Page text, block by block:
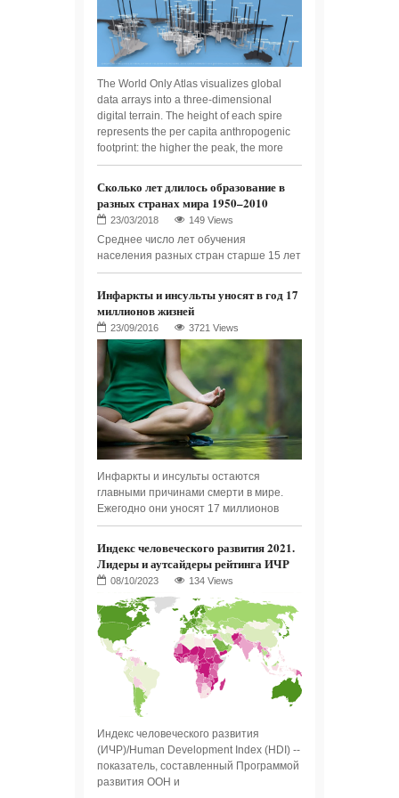
The World Only Atlas visualizes global
data arrays into a three-dimensional
digital terrain. The height of each spire
represents the per capita anthropogenic
footprint: the higher the peak, the more
Сколько лет длилось образование в
разных странах мира 1950–2010
149 Views
Среднее число лет обучения
населения разных стран старше 15 лет
Инфаркты и инсульты уносят в год 17
миллионов жизней
3721 Views
Инфаркты и инсульты остаются
главными причинами смерти в мире.
Ежегодно они уносят 17 миллионов
Индекс человеческого развития 2021.
Лидеры и аутсайдеры рейтинга ИЧР
134 Views
Индекс человеческого развития
(ИЧР)/Human Development Index (HDI) --
показатель, составленный Программой
развития ООН и